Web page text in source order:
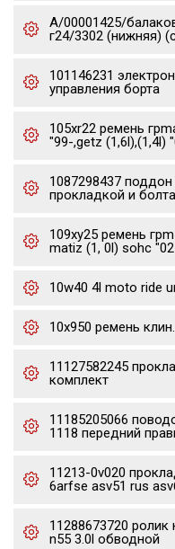
А/00001425/
г24/3302 (нижняя)
101146231
управления борта
105xr22 ремень
"99-,getz (1,6l),(1,4l)
1087298437
прокладкой и
109xy25 ремень
matiz (1, 0l) sohc
10w40 4l moto ride
10x950 ремень
11127582245
комплект
11185205066
1118 передний
11213-0v020
6arfse asv51 rus
11288673720
n55 3.0l обводной